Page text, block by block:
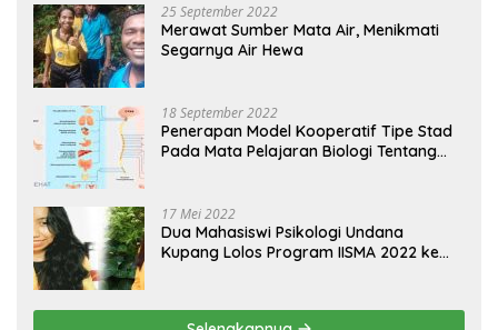
25 September 2022
Merawat Sumber Mata Air, Menikmati
Segarnya Air Hewa
18 September 2022
Penerapan Model Kooperatif Tipe Stad
Pada Mata Pelajaran Biologi Tentang
17 Mei 2022
Dua Mahasiswi Psikologi Undana
Kupang Lolos Program IISMA 2022 ke